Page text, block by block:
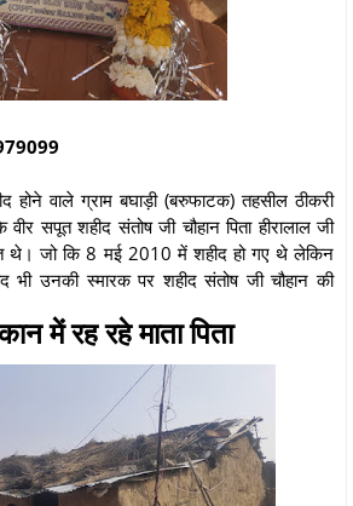
होने वाले ग्राम बघाड़ी (बरुफाटक) तहसील ठीकरी
सपूत शहीद संतोष जी चौहान पिता हीरालाल जी
थे। जो कि 8 मई 2010 में शहीद हो गए थे लेकिन
भी उनकी स्मारक पर शहीद संतोष जी चौहान की
में रह रहे माता पिता